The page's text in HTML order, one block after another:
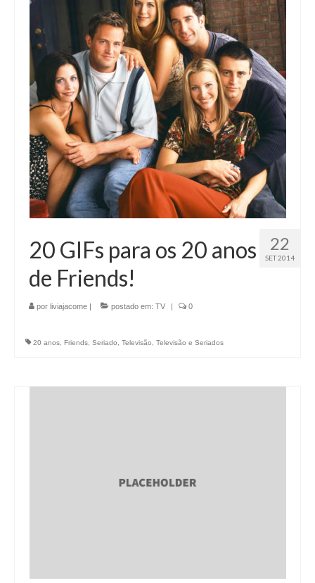
22
SET 2014
20 GIFs para os 20 anos
de Friends!
por liviajacome | postado em: TV | 0
20 anos Friends Seriado Televisão Televisão e Seriados